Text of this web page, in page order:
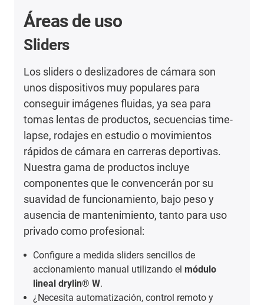
Áreas de uso
Sliders
Los sliders o deslizadores de cámara son
unos dispositivos muy populares para
conseguir imágenes fluidas, ya sea para
tomas lentas de productos, secuencias time-
lapse, rodajes en estudio o movimientos
rápidos de cámara en carreras deportivas.
Nuestra gama de productos incluye
componentes que le convencerán por su
suavidad de funcionamiento, bajo peso y
ausencia de mantenimiento, tanto para uso
privado como profesional:
Configure a medida sliders sencillos de
accionamiento manual utilizando elmódulo
lineal drylin® W.
¿Necesita automatización, control remoto y